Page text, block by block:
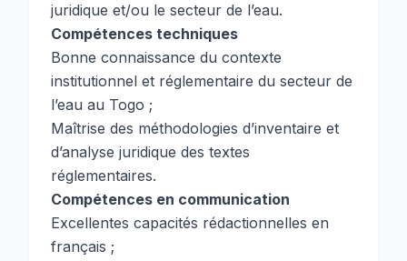
juridique et/ou le secteur de l’eau.
Compétences techniques
Bonne connaissance du contexte
institutionnel et réglementaire du secteur de
l’eau au Togo ;
Maîtrise des méthodologies d’inventaire et
d’analyse juridique des textes
réglementaires.
Compétences en communication
Excellentes capacités rédactionnelles en
français ;